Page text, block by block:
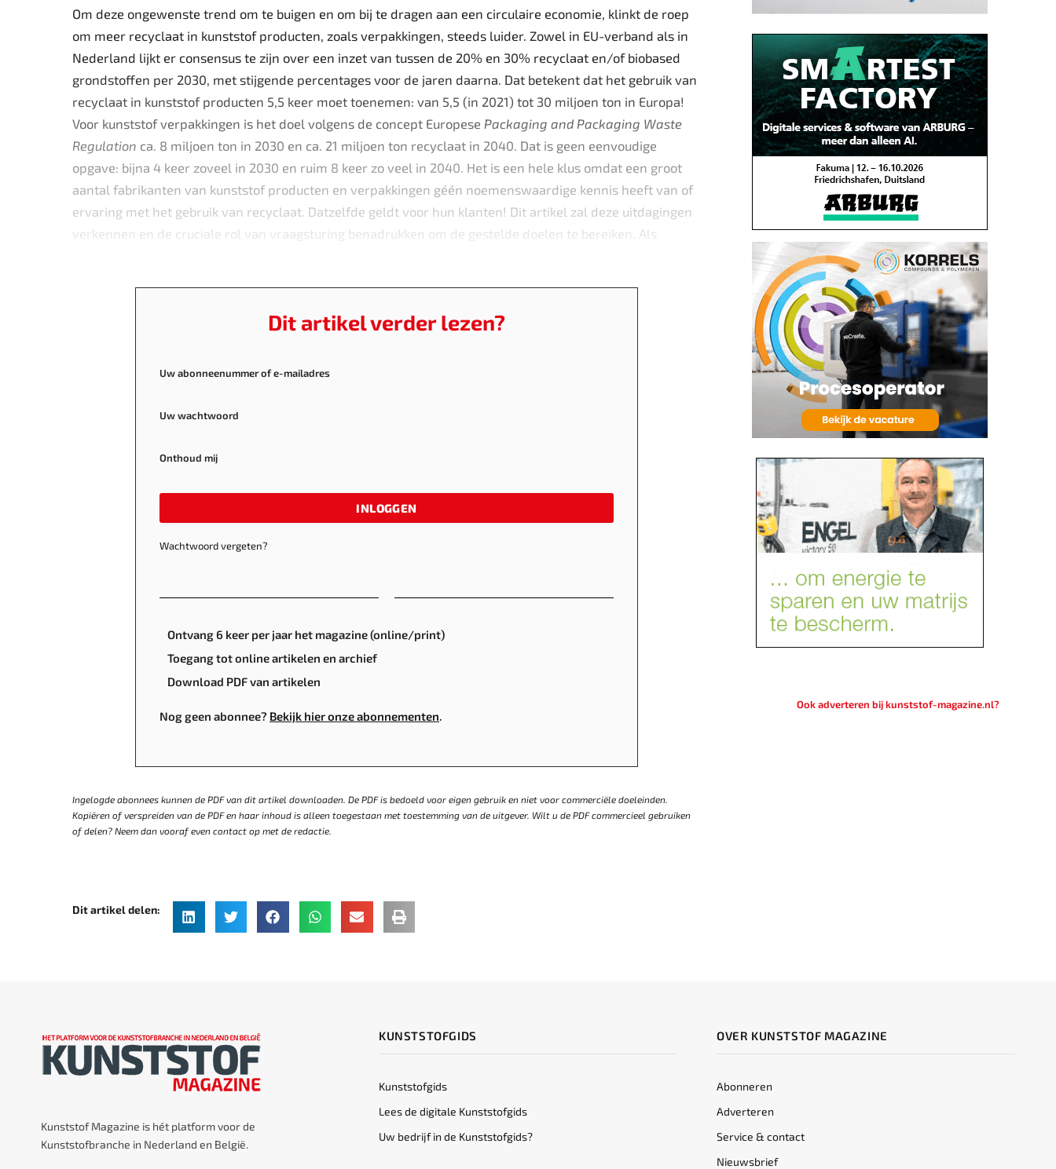
Om deze ongewenste trend om te buigen en om bij te dragen aan een circulaire economie, klinkt de roep
om meer recyclaat in kunststof producten, zoals verpakkingen, steeds luider. Zowel in EU-verband als in
Nederland lijkt er consensus te zijn over een inzet van tussen de 20% en 30% recyclaat en/of biobased
grondstoffen per 2030, met stijgende percentages voor de jaren daarna. Dat betekent dat het gebruik van
recyclaat in kunststof producten 5,5 keer moet toenemen: van 5,5 (in 2021) tot 30 miljoen ton in Europa!
Voor kunststof verpakkingen is het doel volgens de concept Europese Packaging and Packaging Waste
Regulation ca. 8 miljoen ton in 2030 en ca. 21 miljoen ton recyclaat in 2040. Dat is geen eenvoudige
opgave: bijna 4 keer zoveel in 2030 en ruim 8 keer zo veel in 2040. Het is een hele klus omdat een groot
aantal fabrikanten van kunststof producten en verpakkingen géén noemenswaardige kennis heeft van of
ervaring met het gebruik van recyclaat. Datzelfde geldt voor hun klanten! Dit artikel zal deze uitdagingen
verkennen en de cruciale rol van vraagsturing benadrukken om de gestelde doelen te bereiken. Als
Dit artikel verder lezen?
Uw abonneenummer of e-mailadres
Uw wachtwoord
Onthoud mij
INLOGGEN
Wachtwoord vergeten?
Ontvang 6 keer per jaar het magazine (online/print)
Toegang tot online artikelen en archief
Download PDF van artikelen
Nog geen abonnee? Bekijk hier onze abonnementen
Ingelogde abonnees kunnen de PDF van dit artikel downloaden. De PDF is bedoeld voor eigen gebruik en niet voor commerciële doeleinden.
Kopiëren of verspreiden van de PDF en haar inhoud is alleen toegestaan met toestemming van de uitgever. Wilt u de PDF commercieel gebruiken
of delen? Neem dan vooraf even contact op met de redactie.
Dit artikel delen:
Ook adverteren bij kunststof-magazine.nl?
Kunststof Magazine is hét platform voor de
Kunststofbranche in Nederland en België.
KUNSTSTOFGIDS
Kunststofgids
Lees de digitale Kunststofgids
Uw bedrijf in de Kunststofgids?
OVER KUNSTSTOF MAGAZINE
Abonneren
Adverteren
Service & contact
Nieuwsbrief